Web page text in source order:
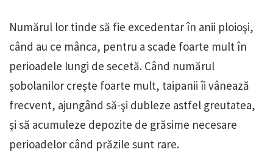
Numărul lor tinde să fie excedentar în anii ploioşi,
când au ce mânca, pentru a scade foarte mult în
perioadele lungi de secetă. Când numărul
şobolanilor creşte foarte mult, taipanii îi vânează
frecvent, ajungând să-şi dubleze astfel greutatea,
şi să acumuleze depozite de grăsime necesare
perioadelor când prăzile sunt rare.